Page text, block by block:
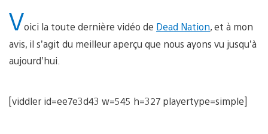
Voici la toute dernière vidéo de Dead Nation, et à mon
avis, il s’agit du meilleur aperçu que nous ayons vu jusqu’à
aujourd’hui.
[viddler id=ee7e3d43 w=545 h=327 playertype=simple]